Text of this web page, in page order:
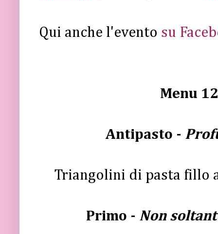
Qui anche l'evento su
Menu
Antipasto -
Triangolini di pasta fillo
Primo - Non